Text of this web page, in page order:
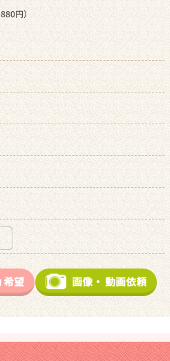
円）
希望 画像・ 動画依頼